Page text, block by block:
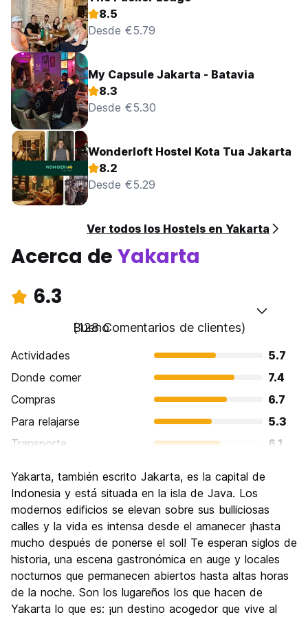
8.5
Desde €5.79
My Capsule Jakarta - Batavia
8.3
Desde €5.30
Wonderloft Hostel Kota Tua Jakarta
8.2
Desde €5.29
Ver todos los Hostels en Yakarta
Acerca deYakarta
6.3
Bueno
(128 Comentarios de clientes)
Actividades
5.7
Donde comer
7.4
Compras
6.7
Para relajarse
5.3
Transporte
6.1
Cultura
Fiesta
6.3
Calidad Precio
6.7
Yakarta, también escrito Jakarta, es la capital de
Indonesia y está situada en la isla de Java. Los
modernos edificios se elevan sobre sus bulliciosas
calles y la vida es intensa desde el amanecer ¡hasta
mucho después de ponerse el sol! Te esperan siglos de
historia, una escena gastronómica en auge y locales
nocturnos que permanecen abiertos hasta altas horas
de la noche. Son los lugareños los que hacen de
Yakarta lo que es: ¡un destino acogedor que vive al